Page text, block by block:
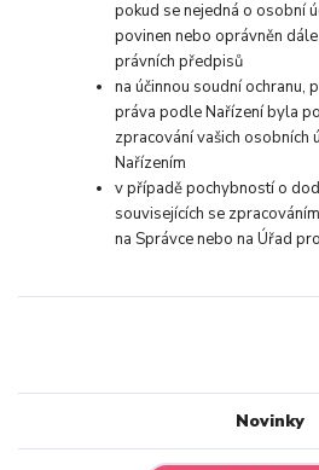
Novinky
pokud se nejedná o osobní
povinen nebo oprávněn
právních předpisů
na účinnou soudní ochranu,
práva podle Nařízení byla
zpracování vašich osobních
Nařízením
v případě pochybností o
souvisejících se
na Správce nebo na Úřad